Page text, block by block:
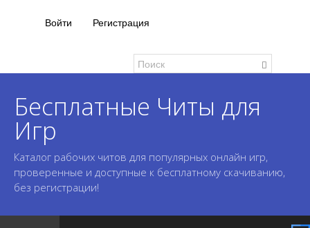
Войти Регистрация
Бесплатные Читы для
Игр
Каталог рабочих читов для популярных онлайн игр,
проверенные и доступные к бесплатному скачиванию,
без регистрации!